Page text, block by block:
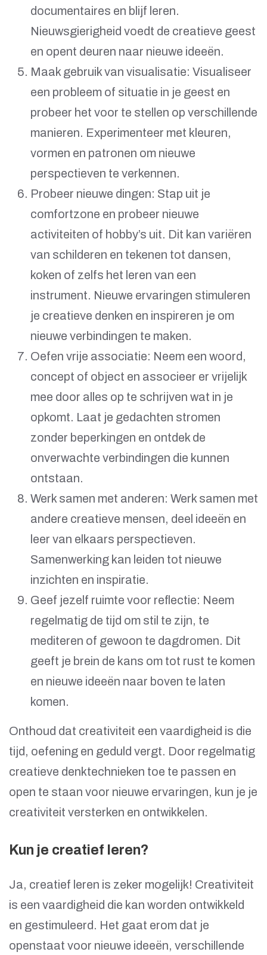
documentaires en blijf leren.
Nieuwsgierigheid voedt de creatieve geest
en opent deuren naar nieuwe ideeën.
Maak gebruik van visualisatie: Visualiseer
een probleem of situatie in je geest en
probeer het voor te stellen op verschillende
manieren. Experimenteer met kleuren,
vormen en patronen om nieuwe
perspectieven te verkennen.
Probeer nieuwe dingen: Stap uit je
comfortzone en probeer nieuwe
activiteiten of hobby’s uit. Dit kan variëren
van schilderen en tekenen tot dansen,
koken of zelfs het leren van een
instrument. Nieuwe ervaringen stimuleren
je creatieve denken en inspireren je om
nieuwe verbindingen te maken.
Oefen vrije associatie: Neem een woord,
concept of object en associeer er vrijelijk
mee door alles op te schrijven wat in je
opkomt. Laat je gedachten stromen
zonder beperkingen en ontdek de
onverwachte verbindingen die kunnen
ontstaan.
Werk samen met anderen: Werk samen met
andere creatieve mensen, deel ideeën en
leer van elkaars perspectieven.
Samenwerking kan leiden tot nieuwe
inzichten en inspiratie.
Geef jezelf ruimte voor reflectie: Neem
regelmatig de tijd om stil te zijn, te
mediteren of gewoon te dagdromen. Dit
geeft je brein de kans om tot rust te komen
en nieuwe ideeën naar boven te laten
komen.
Onthoud dat creativiteit een vaardigheid is die
tijd, oefening en geduld vergt. Door regelmatig
creatieve denktechnieken toe te passen en
open te staan voor nieuwe ervaringen, kun je je
creativiteit versterken en ontwikkelen.
Kun je creatief leren?
Ja, creatief leren is zeker mogelijk! Creativiteit
is een vaardigheid die kan worden ontwikkeld
en gestimuleerd. Het gaat erom dat je
openstaat voor nieuwe ideeën, verschillende